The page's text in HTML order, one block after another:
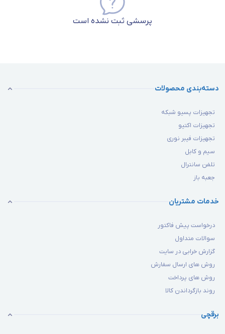
پرسشی ثبت نشده است
دسته‌بندی محصولات
تجهیزات پسیو شبکه
تجهیزات اکتیو
تجهیزات فیبر نوری
سیم و کابل
تلفن سانترال
جعبه باز
خدمات مشتریان
درخواست پیش فاکتور
سوالات متداول
گزارش خرابی در سایت
روش های ارسال سفارش
روش های پرداخت
روند بازگرداندن کالا
برقچی